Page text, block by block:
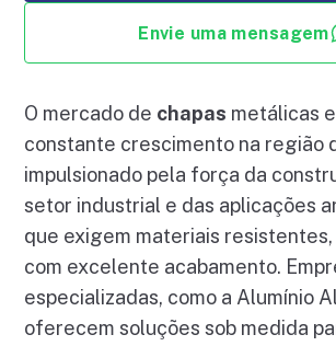
Envie uma mensagem
O mercado de chapas metálicas
constante crescimento na região
impulsionado pela força da
setor industrial e das aplicações
que exigem materiais
com excelente acabamento.
especializadas, como a Alumínio
oferecem soluções sob medida